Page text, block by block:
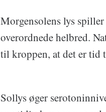
Morgensolens lys
overordnede helbred.
til kroppen, at det er tid
Sollys øger